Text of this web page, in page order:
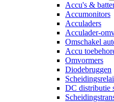
Accu's &
Accumonitors
Acculaders
Acculader-
Omschakel
Accu
Omvormers
Diodebruggen
DC distributie